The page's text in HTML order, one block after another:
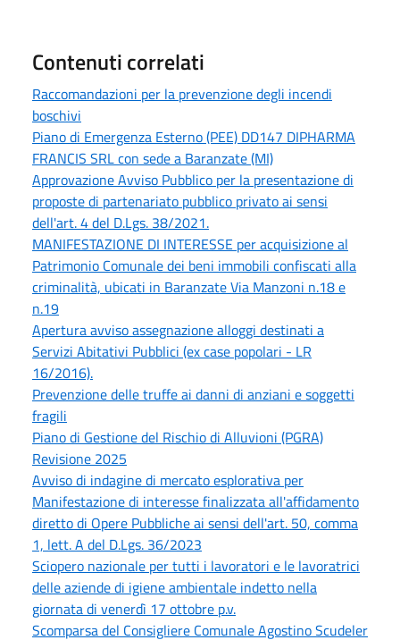
Contenuti correlati
Raccomandazioni per la prevenzione degli incendi
boschivi
Piano di Emergenza Esterno (PEE) DD147 DIPHARMA
FRANCIS SRL con sede a Baranzate (MI)
Approvazione Avviso Pubblico per la presentazione di
proposte di partenariato pubblico privato ai sensi
dell'art. 4 del D.Lgs. 38/2021.
MANIFESTAZIONE DI INTERESSE per acquisizione al
Patrimonio Comunale dei beni immobili confiscati alla
criminalità, ubicati in Baranzate Via Manzoni n.18 e
n.19
Apertura avviso assegnazione alloggi destinati a
Servizi Abitativi Pubblici (ex case popolari - LR
16/2016).
Prevenzione delle truffe ai danni di anziani e soggetti
fragili
Piano di Gestione del Rischio di Alluvioni (PGRA)
Revisione 2025
Avviso di indagine di mercato esplorativa per
Manifestazione di interesse finalizzata all'affidamento
diretto di Opere Pubbliche ai sensi dell'art. 50, comma
1, lett. A del D.Lgs. 36/2023
Sciopero nazionale per tutti i lavoratori e le lavoratrici
delle aziende di igiene ambientale indetto nella
giornata di venerdì 17 ottobre p.v.
Scomparsa del Consigliere Comunale Agostino Scudeler